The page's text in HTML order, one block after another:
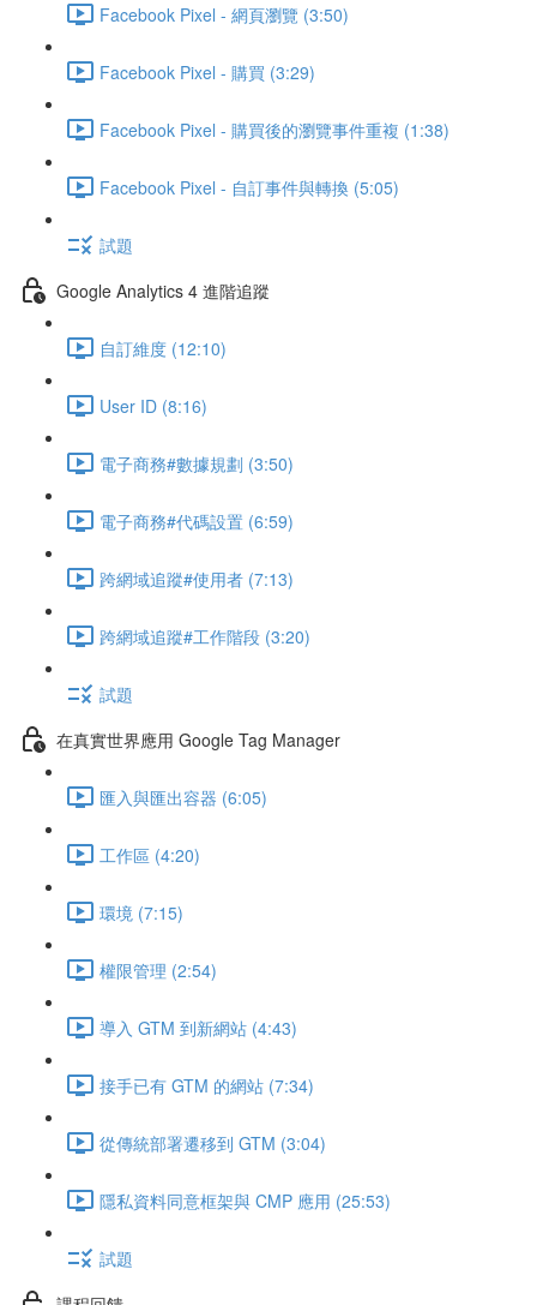
Facebook Pixel - 網頁瀏覽 (3:50)
Facebook Pixel - 購買 (3:29)
Facebook Pixel - 購買後的瀏覽事件重複 (1:38)
Facebook Pixel - 自訂事件與轉換 (5:05)
試題
Google Analytics 4 進階追蹤
自訂維度 (12:10)
User ID (8:16)
電子商務#數據規劃 (3:50)
電子商務#代碼設置 (6:59)
跨網域追蹤#使用者 (7:13)
跨網域追蹤#工作階段 (3:20)
試題
在真實世界應用 Google Tag Manager
匯入與匯出容器 (6:05)
工作區 (4:20)
環境 (7:15)
權限管理 (2:54)
導入 GTM 到新網站 (4:43)
接手已有 GTM 的網站 (7:34)
從傳統部署遷移到 GTM (3:04)
隱私資料同意框架與 CMP 應用 (25:53)
試題